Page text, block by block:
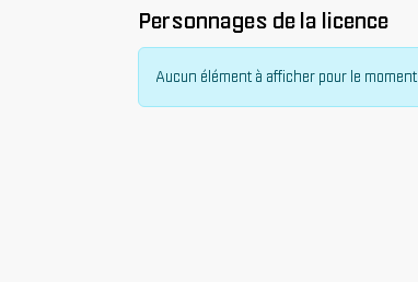
Personnages de la licence
Aucun élément à afficher pour le moment